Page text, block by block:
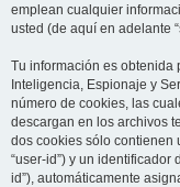
emplean cualquier
usted (de aquí en adelante
Tu información es obtenida
Inteligencia, Espionaje y
número de cookies, las
descargan en los archivos
dos cookies sólo contienen
“user-id”) y un
id”), automáticamente